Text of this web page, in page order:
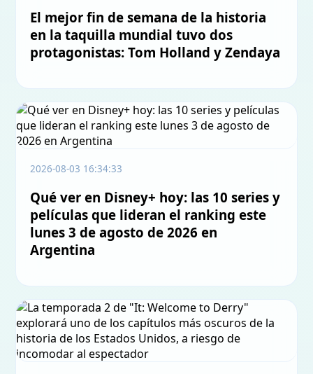
El mejor fin de semana de la historia
en la taquilla mundial tuvo dos
protagonistas: Tom Holland y Zendaya
2026-08-03 16:34:33
Qué ver en Disney+ hoy: las 10 series y
películas que lideran el ranking este
lunes 3 de agosto de 2026 en
Argentina